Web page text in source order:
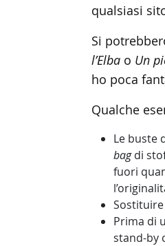
qualsiasi
Si
l’Elbao Un
ho poca
Qualche
Le buste
bagdi
fuori
Prima di
stand-by